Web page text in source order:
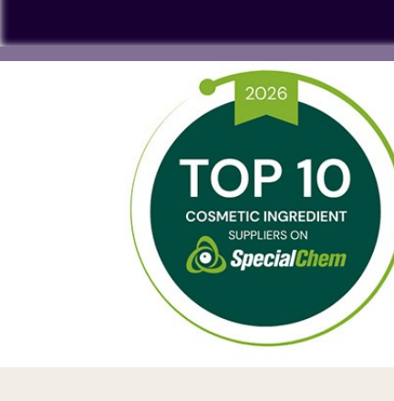
Pour visionner nos vidéos sur YouTube, vous devez
données personnelles ou à placer des cookies sur
Voir sur YouTube